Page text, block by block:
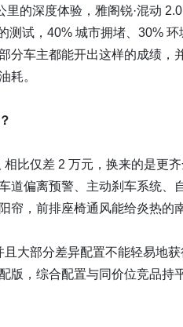
的深度体验，雅阁锐·混动
测试，40% 城市拥堵、30%
分车主都能开出这样的成绩，
耗。
比仅差 2 万元，换来的是更
道偏离预警、主动刹车系统、
帘，前排座椅通风能给炎热的
大部分差异配置不能轻易地
版，综合配置与同价位竞品持